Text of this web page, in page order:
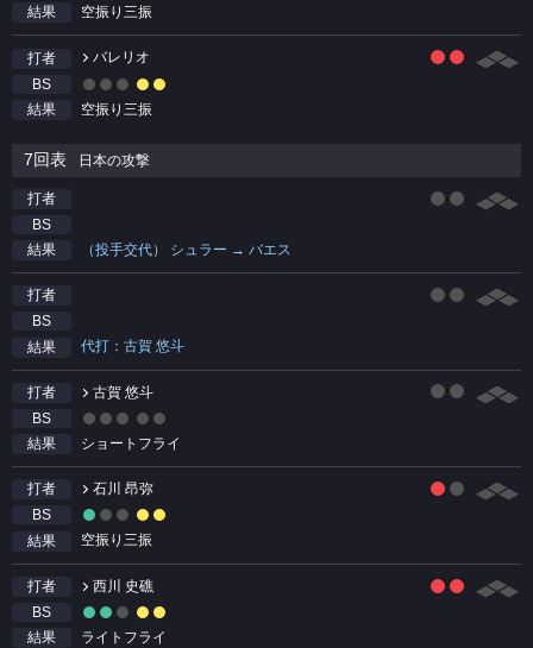
結果
空振り三振
打者
バレリオ
BS
結果
空振り三振
7回表 日本の攻撃
打者
BS
結果
（投手交代） シュラー → バエス
打者
BS
結果
代打：古賀 悠斗
打者
古賀 悠斗
BS
結果
ショートフライ
打者
石川 昂弥
BS
結果
空振り三振
打者
西川 史礁
BS
結果
ライトフライ